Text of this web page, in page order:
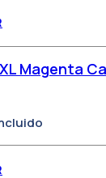
Magenta